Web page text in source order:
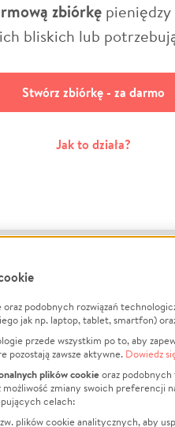
zbiórkępieniędzy
bliskich lub
Stwórz zbiórkę - za darmo
Jak to działa?
Informacje
Jak to działa?
Regulamin
Polityka
podobnych rozwiązań
jak np. laptop, tablet, smartfon)
przede wszystkim po to, aby
pozostają zawsze aktywne. Dowiedz
plików cookieoraz
zmiany swoich preferencji
celach:
plików cookie analitycznych, aby